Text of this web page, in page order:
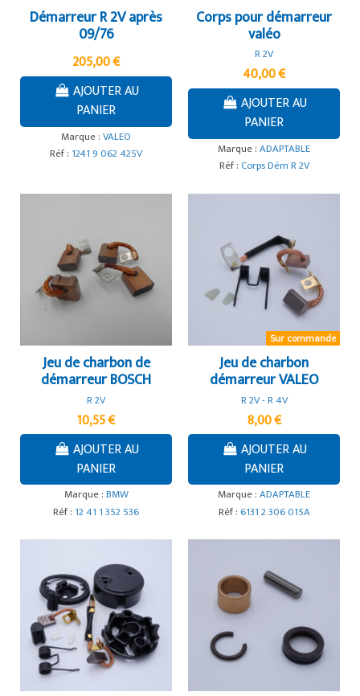
Démarreur R 2V après
09/76
205,00 €
AJOUTER AU
PANIER
Marque :VALEO
Réf : 1241 9 062 425V
Corps pour démarreur
valéo
R 2V
40,00 €
AJOUTER AU
PANIER
Marque :ADAPTABLE
Réf :Corps Dém R 2V
Jeu de charbon de
démarreur BOSCH
R 2V
10,55 €
AJOUTER AU
PANIER
Marque :BMW
Réf : 12 41 1 352 536
Sur commande
Jeu de charbon
démarreur VALEO
R 2V - R 4V
8,00 €
AJOUTER AU
PANIER
Marque :ADAPTABLE
Réf :6131 2 306 015A